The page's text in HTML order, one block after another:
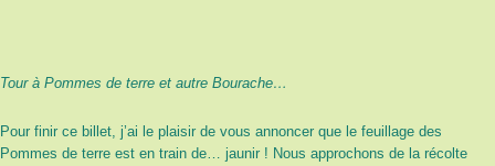
Tour à Pommes de terre et autre Bourache…
Pour finir ce billet, j’ai le plaisir de vous annoncer que le feuillage des
Pommes de terre est en train de… jaunir ! Nous approchons de la récolte